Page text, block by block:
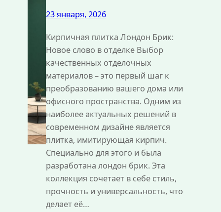
23 января, 2026
Кирпичная плитка Лондон Брик:
Новое слово в отделке Выбор
качественных отделочных
материалов – это первый шаг к
преобразованию вашего дома или
офисного пространства. Одним из
наиболее актуальных решений в
современном дизайне является
плитка, имитирующая кирпич.
Специально для этого и была
разработана лондон брик. Эта
коллекция сочетает в себе стиль,
прочность и универсальность, что
делает её…